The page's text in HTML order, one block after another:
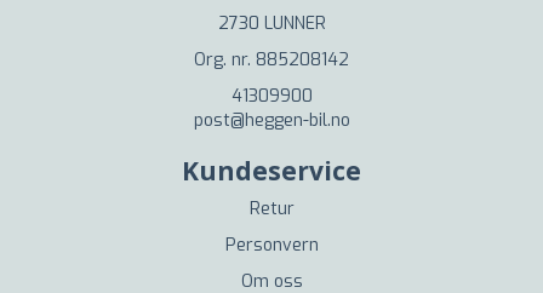
2730 LUNNER
Org. nr. 885208142
41309900
post@heggen-bil.no
Kundeservice
Retur
Personvern
Om oss